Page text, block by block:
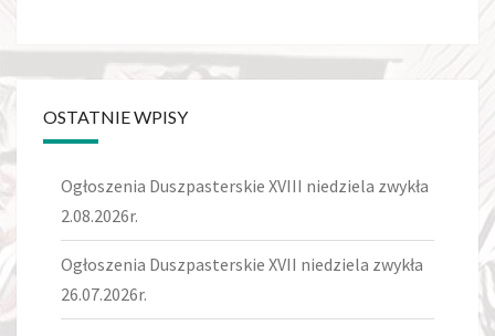
OSTATNIE WPISY
Ogłoszenia Duszpasterskie XVIII niedziela zwykła
2.08.2026r.
Ogłoszenia Duszpasterskie XVII niedziela zwykła
26.07.2026r.